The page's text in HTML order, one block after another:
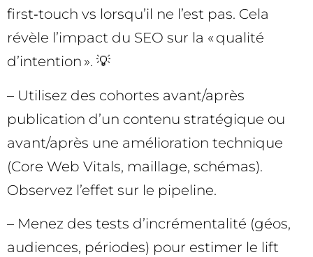
first‑touch vs lorsqu’il ne l’est pas. Cela
révèle l’impact du SEO sur la « qualité
d’intention ». 💡
– Utilisez des cohortes avant/après
publication d’un contenu stratégique ou
avant/après une amélioration technique
(Core Web Vitals, maillage, schémas).
Observez l’effet sur le pipeline.
– Menez des tests d’incrémentalité (géos,
audiences, périodes) pour estimer le lift